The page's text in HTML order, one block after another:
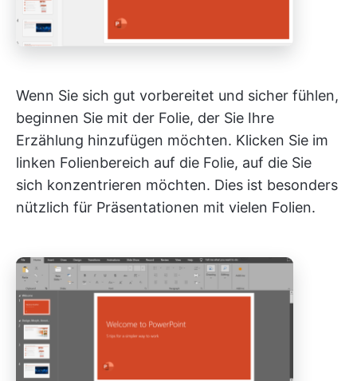
Wenn Sie sich gut vorbereitet und sicher fühlen,
beginnen Sie mit der Folie, der Sie Ihre
Erzählung hinzufügen möchten. Klicken Sie im
linken Folienbereich auf die Folie, auf die Sie
sich konzentrieren möchten. Dies ist besonders
nützlich für Präsentationen mit vielen Folien.